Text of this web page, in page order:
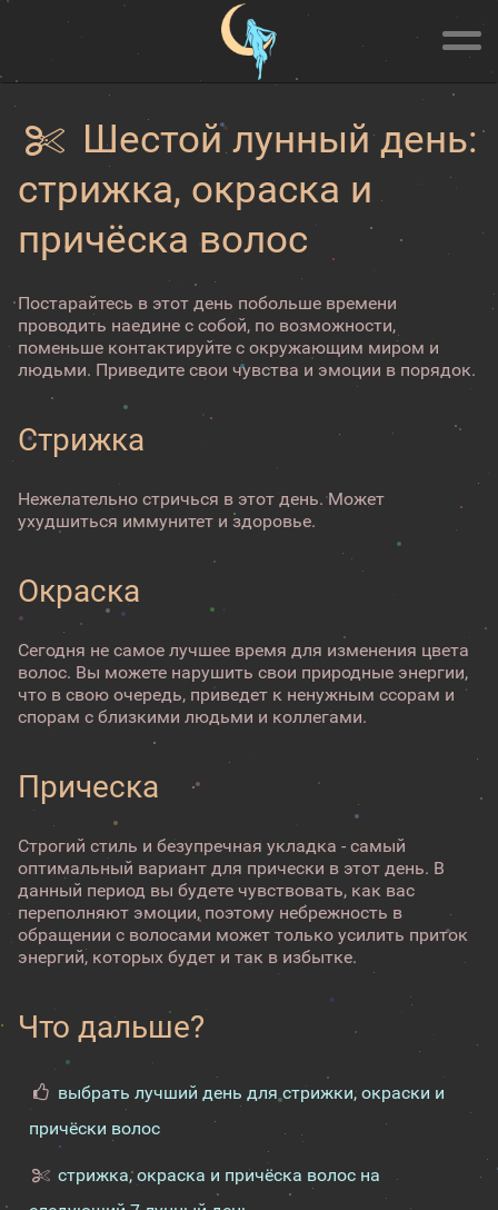
Шестой лунный день:
стрижка, окраска и
причёска волос
Постарайтесь в этот день побольше времени
проводить наедине с собой, по возможности,
поменьше контактируйте с окружающим миром и
людьми. Приведите свои чувства и эмоции в порядок.
Стрижка
Нежелательно стричься в этот день. Может
ухудшиться иммунитет и здоровье.
Окраска
Сегодня не самое лучшее время для изменения цвета
волос. Вы можете нарушить свои природные энергии,
что в свою очередь, приведет к ненужным ссорам и
спорам с близкими людьми и коллегами.
Прическа
Строгий стиль и безупречная укладка - самый
оптимальный вариант для прически в этот день. В
данный период вы будете чувствовать, как вас
переполняют эмоции, поэтому небрежность в
обращении с волосами может только усилить приток
энергий, которых будет и так в избытке.
Что дальше?
выбрать лучший день для стрижки, окраски и
причёски волос
стрижка, окраска и причёска волос на